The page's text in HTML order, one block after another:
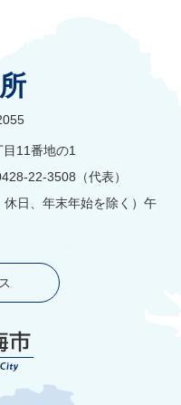
11番地の1
22-3508（代表）
日、年末年始を除く）午